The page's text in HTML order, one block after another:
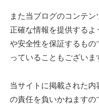
また当ブログのコンテ
正確な情報を提供する
や安全性を保証するも
っていることもございま
当サイトに掲載された
の責任を負いかねますの